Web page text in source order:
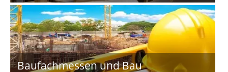
Baufachmessen und Bau